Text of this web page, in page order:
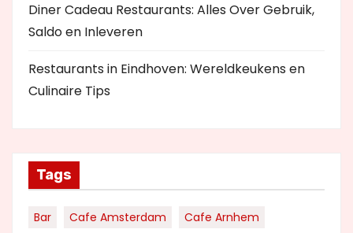
Diner Cadeau Restaurants: Alles Over Gebruik,
Saldo en Inleveren
Restaurants in Eindhoven: Wereldkeukens en
Culinaire Tips
Tags
Bar Cafe Amsterdam Cafe Arnhem